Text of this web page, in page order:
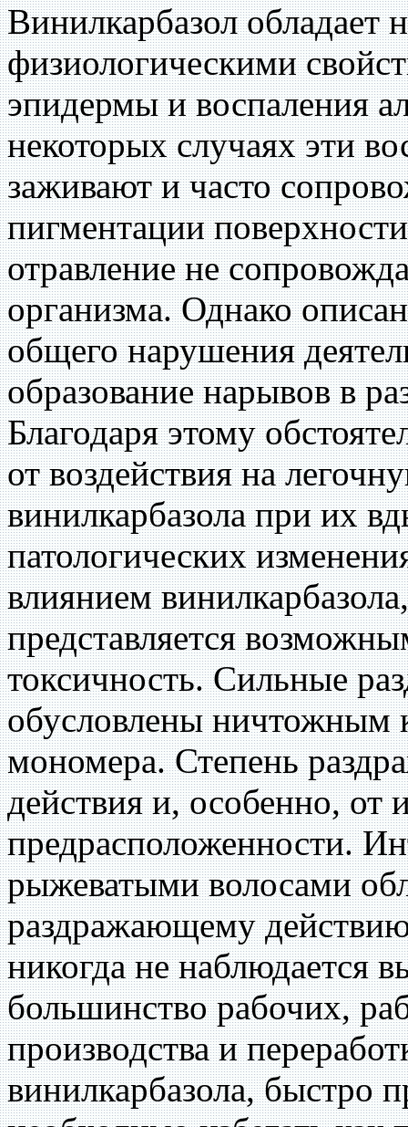
Винилкарбазол
физиологическими
эпидермы и воспаления
некоторых случаях эти
заживают и часто
пигментации
отравление не
организма. Однако
общего нарушения
образование нарывов в
Благодаря этому
от воздействия на
винилкарбазола при их
патологических
влиянием
представляется
токсичность. Сильные
обусловлены ничтожным
мономера. Степень
действия и, особенно, от
предрасположенности.
рыжеватыми волосами
раздражающему
никогда не наблюдается
большинство рабочих,
производства и
винилкарбазола, быстро